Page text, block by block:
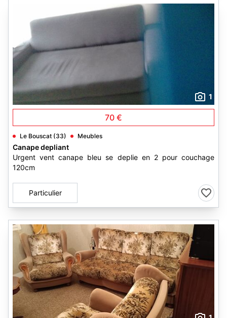
1
70 €
Le Bouscat (33) Meubles
Canape depliant
Urgent vent canape bleu se deplie en 2 pour couchage
120cm
Particulier